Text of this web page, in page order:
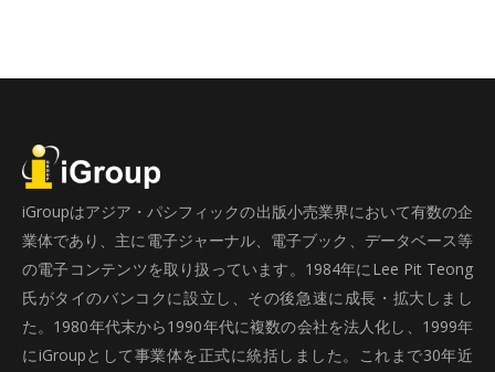
iGroupはアジア・パシフィックの出版小売業界において有数の企
業体であり、主に電子ジャーナル、電子ブック、データベース等
の電子コンテンツを取り扱っています。1984年にLee Pit Teong
氏がタイのバンコクに設立し、その後急速に成長・拡大しまし
た。1980年代末から1990年代に複数の会社を法人化し、1999年
にiGroupとして事業体を正式に統括しました。これまで30年近